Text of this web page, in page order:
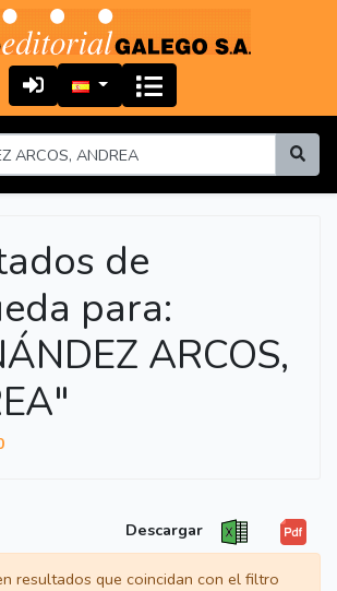
de
para:
ARCOS,
Descargar
resultados que coincidan con el filtro